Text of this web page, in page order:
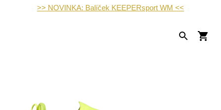
>> NOVINKA: Balíček KEEPERsport WM <<